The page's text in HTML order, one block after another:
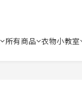
所有商品 衣物小教室